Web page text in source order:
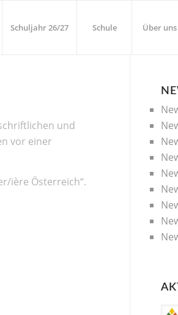
Schuljahr 26/27 Schule Über uns
und
vor einer
ière Österreich“.